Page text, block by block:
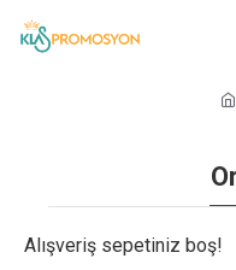
Alışveriş sepetiniz boş!